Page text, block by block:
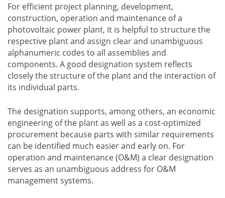
For efficient project planning, development,
construction, operation and maintenance of a
photovoltaic power plant, it is helpful to structure the
respective plant and assign clear and unambiguous
alphanumeric codes to all assemblies and
components. A good designation system reflects
closely the structure of the plant and the interaction of
its individual parts.
The designation supports, among others, an economic
engineering of the plant as well as a cost-optimized
procurement because parts with similar requirements
can be identified much easier and early on. For
operation and maintenance (O&M) a clear designation
serves as an unambiguous address for O&M
management systems.